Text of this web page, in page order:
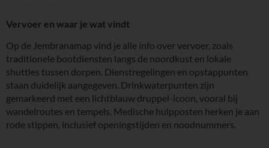
Vervoer en waar je wat vindt
Op de Jembranamap vind je alle info over vervoer, zoals
traditionele bootdiensten langs de noordkust en lokale
shuttles tussen dorpen. Dienstregelingen en opstappunten
staan duidelijk aangegeven. Drinkwaterpunten zijn
gemarkeerd met een lichtblauw druppel-icoon, vooral bij
wandelroutes en tempels. Medische hulpposten herken je aan
rode stippen, inclusief openingstijden en noodnummers.